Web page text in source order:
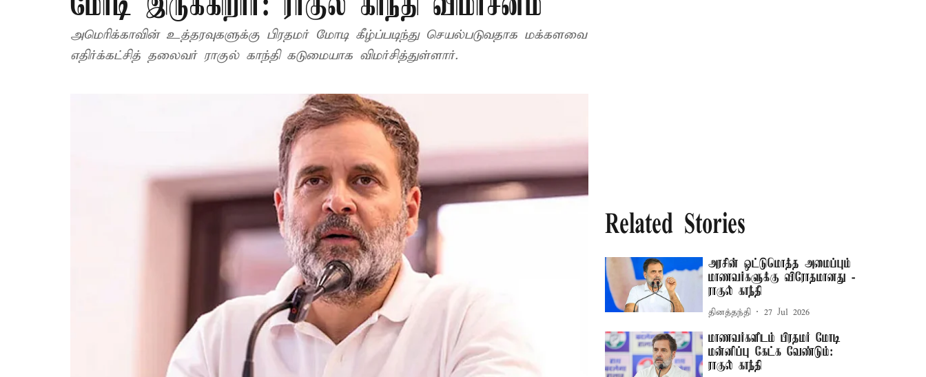
அமெரிக்காவின் உத்தரவுகளுக்கு பிரதமர் மோடி கீழ்ப்படிந்து செயல்படுவதாக மக்களவை
எதிர்க்கட்சித் தலைவர் ராகுல் காந்தி கடுமையாக விமர்சித்துள்ளார்.
Related Stories
அரசின் ஒட்டுமொத்த அமைப்பும்
மாணவர்களுக்கு விரோதமானது -
ராகுல் காந்தி
தினத்தந்தி 27 Jul 2026
மாணவர்களிடம் பிரதமர் மோடி
மன்னிப்பு கேட்க வேண்டும்:
ராகுல் காந்தி